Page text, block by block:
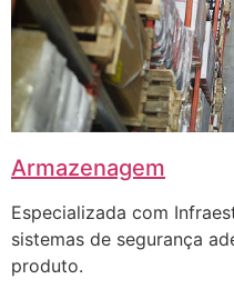
Armazenagem
Especializada com
sistemas de segurança
produto.